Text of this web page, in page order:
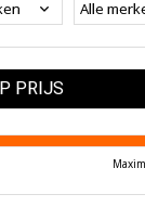
PRIJS